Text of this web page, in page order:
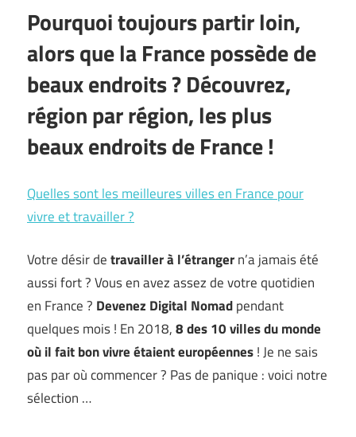
Pourquoi toujours partir loin,
alors que la France possède de
beaux endroits ? Découvrez,
région par région, les plus
beaux endroits de France !
Quelles sont les meilleures villes en France pour
vivre et travailler ?
Votre désir detravailler à l’étrangern’a jamais été
aussi fort ? Vous en avez assez de votre quotidien
en France ? Devenez Digital Nomadpendant
quelques mois ! En 2018,8 des 10 villes du monde
où il fait bon vivre étaient européennes! Je ne sais
pas par où commencer ? Pas de panique : voici notre
sélection …